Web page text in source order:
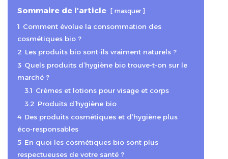
Sommaire de l'article masquer
1 Comment évolue la consommation des
cosmétiques bio ?
2 Les produits bio sont-ils vraiment naturels ?
3 Quels produits d’hygiène bio trouve-t-on sur le
marché ?
3.1 Crèmes et lotions pour visage et corps
3.2 Produits d’hygiène bio
4 Des produits cosmétiques et d’hygiène plus
éco-responsables
5 En quoi les cosmétiques bio sont plus
respectueuses de votre santé ?